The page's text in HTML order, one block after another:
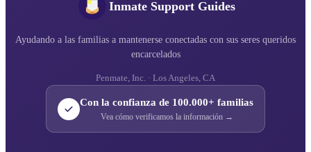
Inmate Support Guides
Ayudando a las familias a mantenerse conectadas con sus seres queridos
encarcelados
Penmate, Inc. · Los Angeles, CA
Con la confianza de 100.000+ familias
Vea cómo verificamos la información →